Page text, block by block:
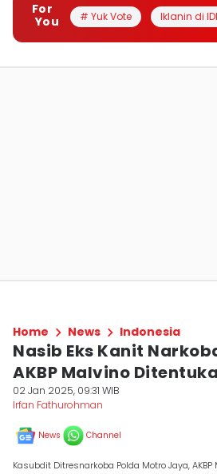
For
You
# Yuk Vote Iklanin di
Home News Indonesia
Nasib Eks Kanit
AKBP Malvino
02 Jan 2025, 09:31 WIB
Irfan Fathurohman
News Channel
Kasubdit Ditresnarkoba Polda Motro Jaya,